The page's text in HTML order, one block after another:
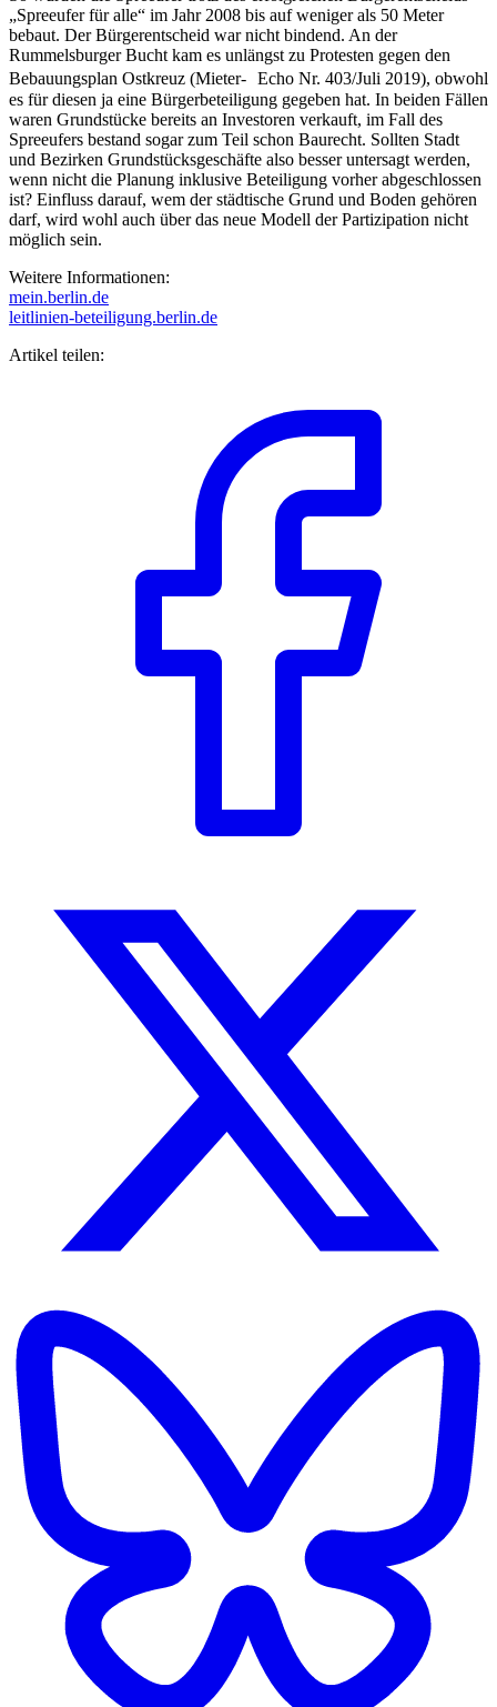
„Spreeufer für alle“ im Jahr 2008 bis auf weniger als 50 Meter
bebaut. Der Bürgerentscheid war nicht bindend. An der
Rummelsburger Bucht kam es unlängst zu Protesten gegen den
Bebauungsplan Ostkreuz (Mieter- Echo Nr. 403/Juli 2019), obwohl
es für diesen ja eine Bürgerbeteiligung gegeben hat. In beiden Fällen
waren Grundstücke bereits an Investoren verkauft, im Fall des
Spreeufers bestand sogar zum Teil schon Baurecht. Sollten Stadt
und Bezirken Grundstücksgeschäfte also besser untersagt werden,
wenn nicht die Planung inklusive Beteiligung vorher abgeschlossen
ist? Einfluss darauf, wem der städtische Grund und Boden gehören
darf, wird wohl auch über das neue Modell der Partizipation nicht
möglich sein.
Weitere Informationen:
mein.berlin.de
leitlinien-beteiligung.berlin.de
Artikel teilen: